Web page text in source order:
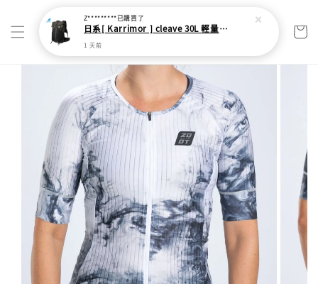
Z*********已購買了
日系[ Karrimor ] cleave 30L 輕量野跑健走包
1 天前